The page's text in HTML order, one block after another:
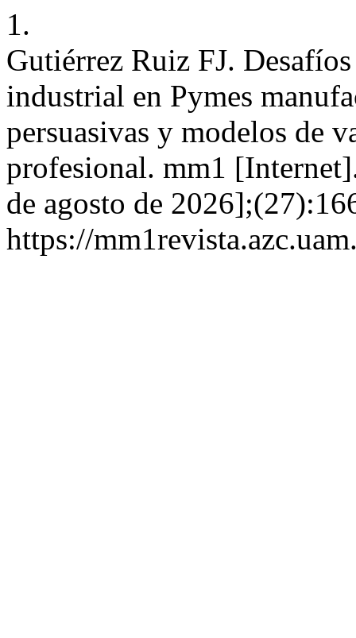
1.
Gutiérrez Ruiz FJ.
industrial en Pymes
persuasivas y modelos de
profesional. mm1
de agosto de
https://